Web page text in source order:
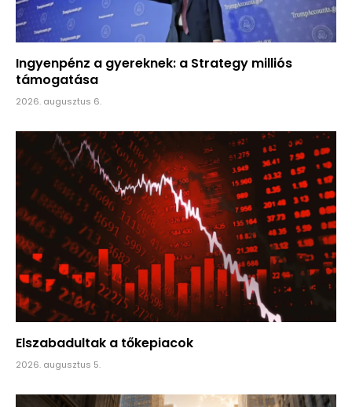
Ingyenpénz a gyereknek: a Strategy milliós
támogatása
2026. augusztus 6.
Elszabadultak a tőkepiacok
2026. augusztus 5.